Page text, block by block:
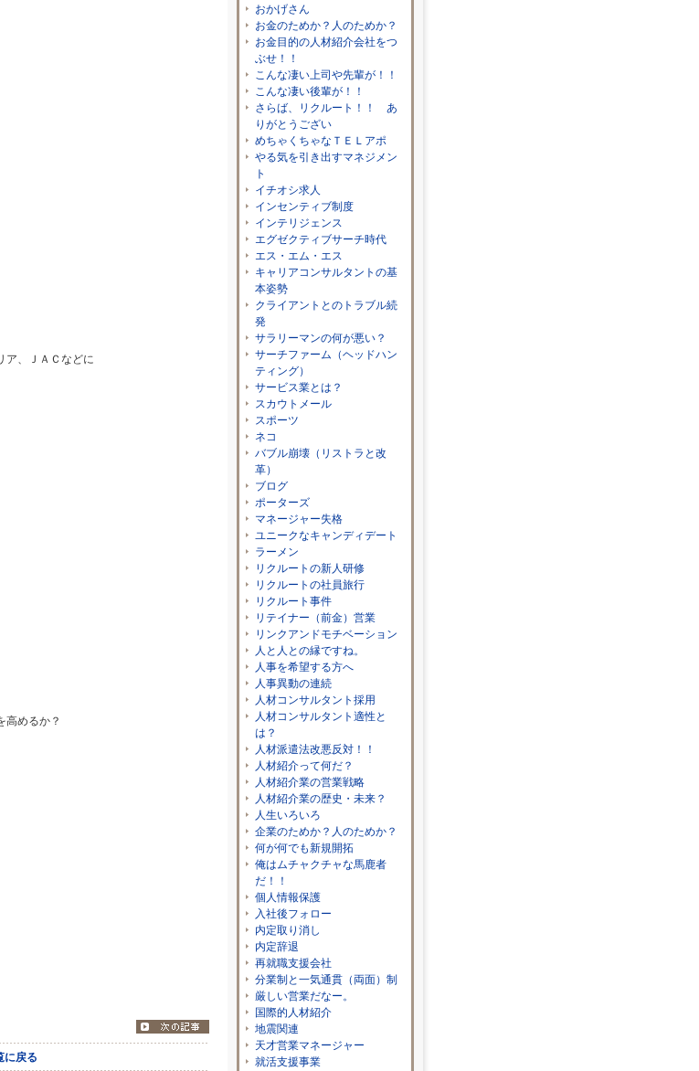
ア、ＪＡＣなどに
高めるか？
」
に戻る
おかげさん
お金のためか？人のためか？
お金目的の人材紹介会社をつ
ぶせ！！
こんな凄い上司や先輩が！！
こんな凄い後輩が！！
さらば、リクルート！！ あ
りがとうござい
めちゃくちゃなＴＥＬアポ
やる気を引き出すマネジメン
ト
イチオシ求人
インセンティブ制度
インテリジェンス
エグゼクティブサーチ時代
エス・エム・エス
キャリアコンサルタントの基
本姿勢
クライアントとのトラブル続
発
サラリーマンの何が悪い？
サーチファーム（ヘッドハン
ティング）
サービス業とは？
スカウトメール
スポーツ
ネコ
バブル崩壊（リストラと改
革）
ブログ
ポーターズ
マネージャー失格
ユニークなキャンディデート
ラーメン
リクルートの新人研修
リクルートの社員旅行
リクルート事件
リテイナー（前金）営業
リンクアンドモチベーション
人と人との縁ですね。
人事を希望する方へ
人事異動の連続
人材コンサルタント採用
人材コンサルタント適性と
は？
人材派遣法改悪反対！！
人材紹介って何だ？
人材紹介業の営業戦略
人材紹介業の歴史・未来？
人生いろいろ
企業のためか？人のためか？
何が何でも新規開拓
俺はムチャクチャな馬鹿者
だ！！
個人情報保護
入社後フォロー
内定取り消し
内定辞退
再就職支援会社
分業制と一気通貫（両面）制
厳しい営業だなー。
国際的人材紹介
地震関連
天才営業マネージャー
就活支援事業